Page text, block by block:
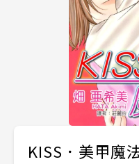
KISS．美甲魔